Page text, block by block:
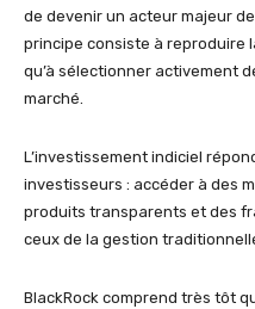
de devenir un acteur majeur
principe consiste à reproduire
qu’à sélectionner activement
marché.
L’investissement indiciel
investisseurs : accéder à des
produits transparents et des
ceux de la gestion
BlackRock comprend très tôt